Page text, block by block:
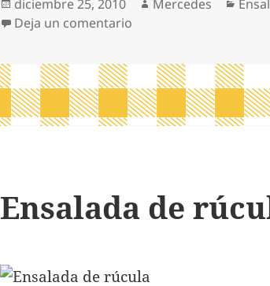
el
diciembre 25, 2010 Mercedes
Deja un comentario
Ensalada de